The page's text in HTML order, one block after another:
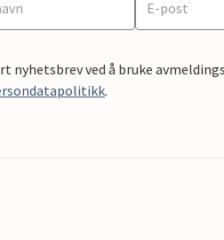
nyhetsbrev ved å bruke
.